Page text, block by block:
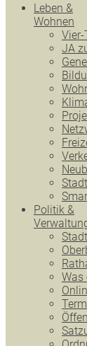
Leben &
Wohnen
JA
Politik &
Was